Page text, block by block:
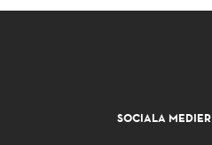
SOCIALA MEDIER